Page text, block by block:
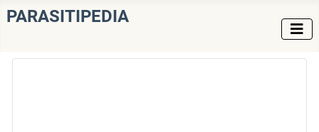
PARASITIPEDIA